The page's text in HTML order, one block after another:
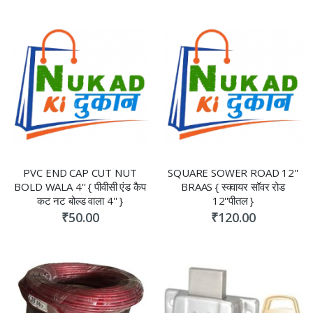
PVC END CAP CUT NUT
BOLD WALA 4'' { पीवीसी एंड कैप
कट नट बोल्ड वाला 4'' }
₹50.00
SQUARE SOWER ROAD 12''
BRAAS { स्क्वायर सॉवर रोड
12''पीतल }
₹120.00